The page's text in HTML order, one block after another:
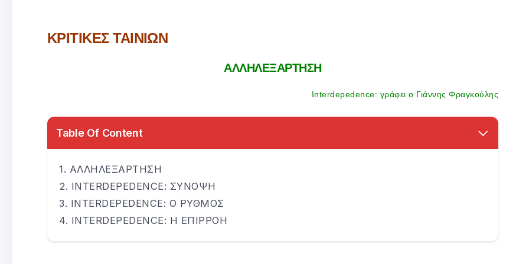
ΚΡΙΤΙΚΕΣ ΤΑΙΝΙΩΝ
ΑΛΛΗΛΕΞΑΡΤΗΣΗ
Interdepedence: γράφει ο Γιάννης Φραγκούλης
Table Of Content
ΑΛΛΗΛΕΞΑΡΤΗΣΗ
INTERDEPEDENCE: ΣΥΝΟΨΗ
INTERDEPEDENCE: Ο ΡΥΘΜΟΣ
INTERDEPEDENCE: Η ΕΠΙΡΡΟΗ